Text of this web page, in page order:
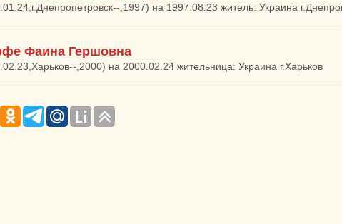
,1997) на 1997.08.23 житель: Украина
Фаина Гершовна
,2000) на 2000.02.24 жительница: Украина г.Харьков